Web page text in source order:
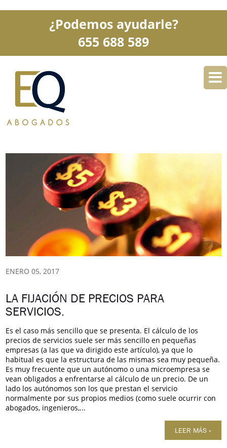
¿Podemos ayudarle?
655 688 589
SERVICIOS
BLOG CONTACTO
ENERO 05, 2017
LA FIJACIÓN DE PRECIOS PARA
SERVICIOS.
Es el caso más sencillo que se presenta. El cálculo de los
precios de servicios suele ser más sencillo en pequeñas
empresas (a las que va dirigido este artículo), ya que lo
habitual es que la estructura de las mismas sea muy pequeña.
Es muy frecuente que un autónomo o una microempresa se
vean obligados a enfrentarse al cálculo de un precio. De un
lado los autónomos son los que prestan el servicio
normalmente por sus propios medios (como suele ocurrir con
abogados, ingenieros,...
LEER MÁS »